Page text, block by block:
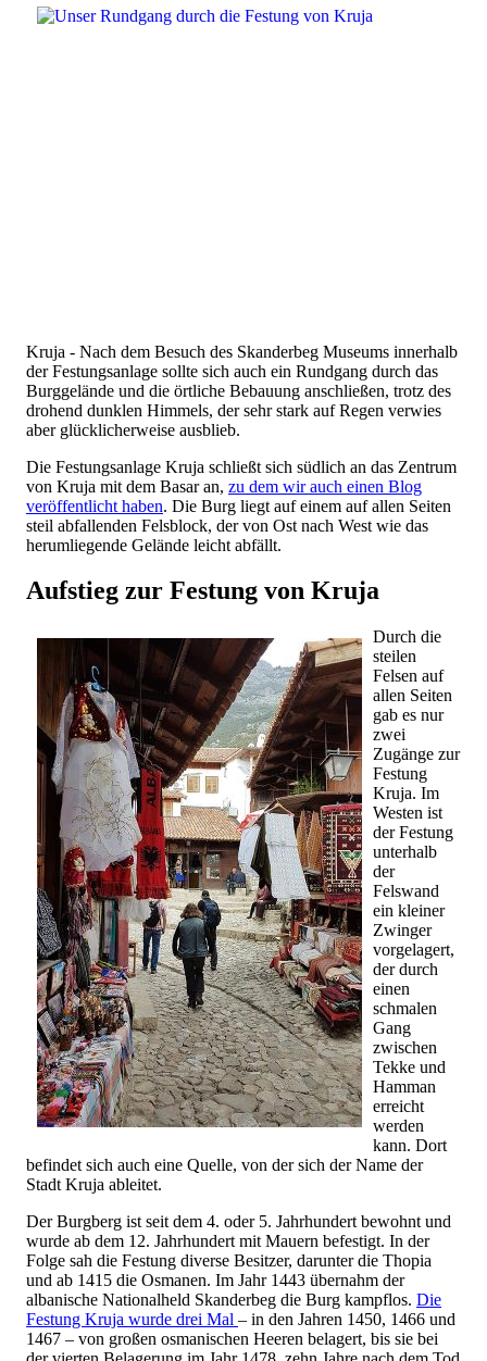
Kruja - Nach dem Besuch des Skanderbeg Museums innerhalb
der Festungsanlage sollte sich auch ein Rundgang durch das
Burggelände und die örtliche Bebauung anschließen, trotz des
drohend dunklen Himmels, der sehr stark auf Regen verwies
aber glücklicherweise ausblieb.
Die Festungsanlage Kruja schließt sich südlich an das Zentrum
von Kruja mit dem Basar an, zu dem wir auch einen Blog
veröffentlicht haben. Die Burg liegt auf einem auf allen Seiten
steil abfallenden Felsblock, der von Ost nach West wie das
herumliegende Gelände leicht abfällt.
Aufstieg zur Festung von Kruja
Durch die
steilen
Felsen auf
allen Seiten
gab es nur
zwei
Zugänge zur
Festung
Kruja. Im
Westen ist
der Festung
unterhalb
der
Felswand
ein kleiner
Zwinger
vorgelagert,
der durch
einen
schmalen
Gang
zwischen
Tekke und
Hamman
erreicht
werden
kann. Dort
befindet sich auch eine Quelle, von der sich der Name der
Stadt Kruja ableitet.
Der Burgberg ist seit dem 4. oder 5. Jahrhundert bewohnt und
wurde ab dem 12. Jahrhundert mit Mauern befestigt. In der
Folge sah die Festung diverse Besitzer, darunter die Thopia
und ab 1415 die Osmanen. Im Jahr 1443 übernahm der
albanische Nationalheld Skanderbeg die Burg kampflos. Die
Festung Kruja wurde drei Mal – in den Jahren 1450, 1466 und
1467 – von großen osmanischen Heeren belagert, bis sie bei